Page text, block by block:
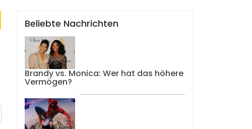
Beliebte Nachrichten
Brandy vs. Monica: Wer hat das höhere
Vermögen?